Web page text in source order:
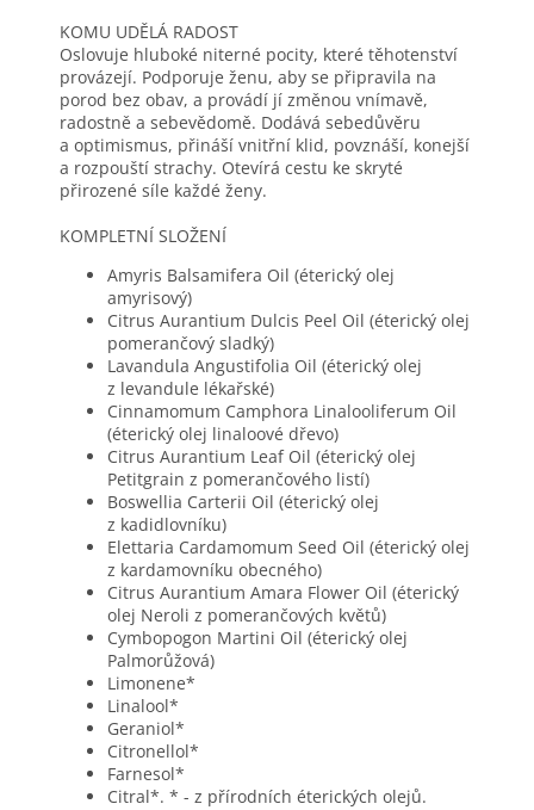
KOMU UDĚLÁ RADOST
Oslovuje hluboké niterné pocity, které těhotenství
provázejí. Podporuje ženu, aby se připravila na
porod bez obav, a provádí jí změnou vnímavě,
radostně a sebevědomě. Dodává sebedůvěru
a optimismus, přináší vnitřní klid, povznáší, konejší
a rozpouští strachy. Otevírá cestu ke skryté
přirozené síle každé ženy.
KOMPLETNÍ SLOŽENÍ
Amyris Balsamifera Oil (éterický olej
amyrisový)
Citrus Aurantium Dulcis Peel Oil (éterický olej
pomerančový sladký)
Lavandula Angustifolia Oil (éterický olej
z levandule lékařské)
Cinnamomum Camphora Linalooliferum Oil
(éterický olej linaloové dřevo)
Citrus Aurantium Leaf Oil (éterický olej
Petitgrain z pomerančového listí)
Boswellia Carterii Oil (éterický olej
z kadidlovníku)
Elettaria Cardamomum Seed Oil (éterický olej
z kardamovníku obecného)
Citrus Aurantium Amara Flower Oil (éterický
olej Neroli z pomerančových květů)
Cymbopogon Martini Oil (éterický olej
Palmorůžová)
Limonene*
Linalool*
Geraniol*
Citronellol*
Farnesol*
Citral*. * - z přírodních éterických olejů.